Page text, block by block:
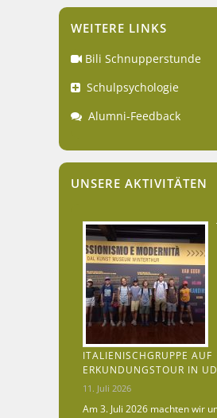
WEITERE LINKS
Bili Schnupperstunde
Schulpsychologie
Alumni-Feedback
UNSERE AKTIVITÄTEN
ITALIENISCHGRUPPE AUF
ERKUNDUNGSTOUR IN
11. Juli 2026
Am 3. Juli 2026 machten wir